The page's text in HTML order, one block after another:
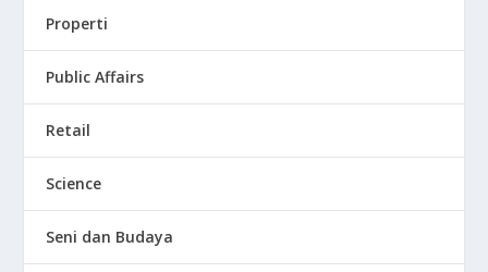
Properti
Public Affairs
Retail
Science
Seni dan Budaya